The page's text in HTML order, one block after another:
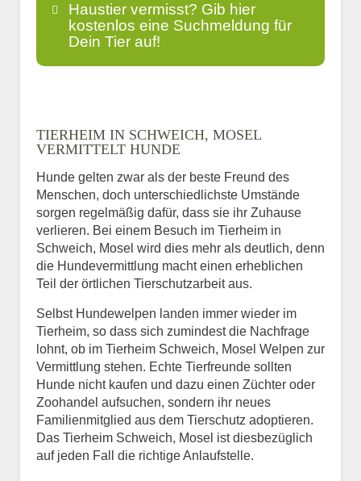
Haustier vermisst? Gib hier
kostenlos eine Suchmeldung für
Dein Tier auf!
E-Mail*
Informationen über das
Tier.
Art des Tiers*
TIERHEIM IN SCHWEICH, MOSEL
VERMITTELT HUNDE
Hunde gelten zwar als der beste Freund des
Menschen, doch unterschiedlichste Umstände
sorgen regelmäßig dafür, dass sie ihr Zuhause
verlieren. Bei einem Besuch im Tierheim in
Schweich, Mosel wird dies mehr als deutlich, denn
die Hundevermittlung macht einen erheblichen
Teil der örtlichen Tierschutzarbeit aus.
Selbst Hundewelpen landen immer wieder im
Tierheim, so dass sich zumindest die Nachfrage
lohnt, ob im Tierheim Schweich, Mosel Welpen zur
Vermittlung stehen. Echte Tierfreunde sollten
Hunde nicht kaufen und dazu einen Züchter oder
Zoohandel aufsuchen, sondern ihr neues
Familienmitglied aus dem Tierschutz adoptieren.
Das Tierheim Schweich, Mosel ist diesbezüglich
auf jeden Fall die richtige Anlaufstelle.